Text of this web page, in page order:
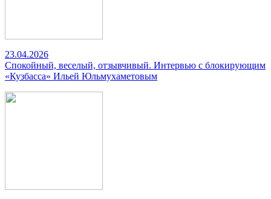
23.04.2026
Спокойный, веселый, отзывчивый. Интервью с блокирующим
«Кузбасса» Ильей Юльмухаметовым